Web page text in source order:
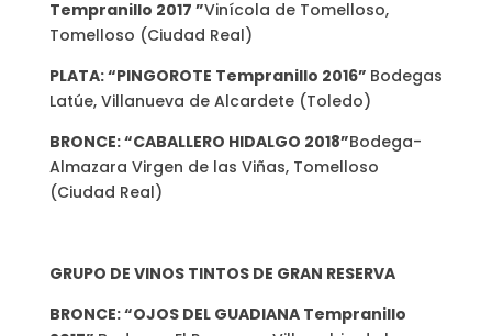
Tempranillo 2017 ”Vinícola de Tomelloso,
Tomelloso (Ciudad Real)
PLATA: “PINGOROTE Tempranillo 2016” Bodegas
Latúe, Villanueva de Alcardete (Toledo)
BRONCE: “CABALLERO HIDALGO 2018”Bodega-
Almazara Virgen de las Viñas, Tomelloso
(Ciudad Real)
GRUPO DE VINOS TINTOS DE GRAN RESERVA
BRONCE: “OJOS DEL GUADIANA Tempranillo